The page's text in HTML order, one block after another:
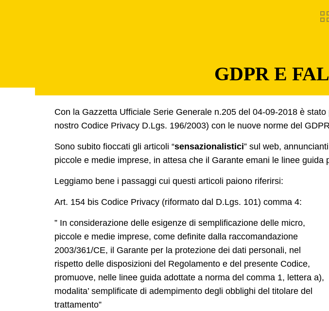
GDPR E
Con la Gazzetta Ufficiale Serie Generale n.205 del 04-09-2018 è
nostro Codice Privacy D.Lgs. 196/2003) con le nuove norme del
Sono subito fioccati gli articoli “sensazionalistici” sul web,
piccole e medie imprese, in attesa che il Garante emani le linee guida
Leggiamo bene i passaggi cui questi articoli paiono riferirsi:
Art. 154 bis Codice Privacy (riformato dal D.Lgs. 101) comma 4:
” In considerazione delle esigenze di semplificazione delle micro,
piccole e medie imprese, come definite dalla raccomandazione
2003/361/CE, il Garante per la protezione dei dati personali, nel
rispetto delle disposizioni del Regolamento e del presente Codice,
promuove, nelle linee guida adottate a norma del comma 1, lettera a),
modalita’ semplificate di adempimento degli obblighi del titolare del
trattamento”